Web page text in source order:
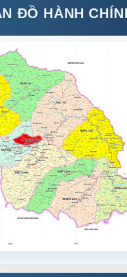
ĐỒ HÀNH